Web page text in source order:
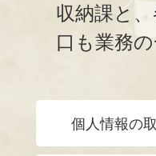
収納課と、
口も業務の
個人情報の